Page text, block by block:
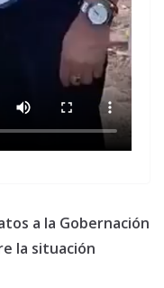
a la Gobernación
la situación